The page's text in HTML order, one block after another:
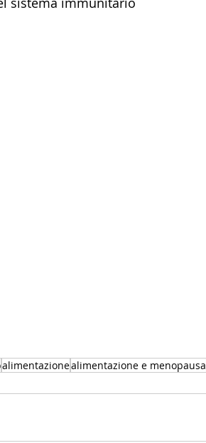
alimentazionealimentazione e menopausa